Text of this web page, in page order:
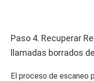
Paso 4. Recuperar
llamadas borrados
El proceso de escaneo